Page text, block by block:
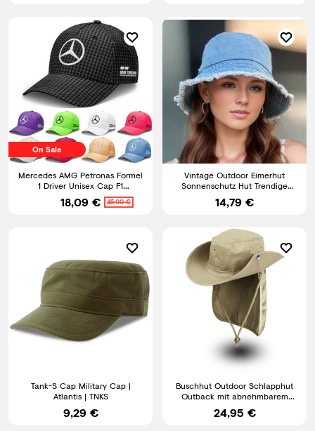
On Sale
Mercedes AMG Petronas Formel
1 Driver Unisex Cap F1
Baseballcap Kappe Mütze
18,09 € 45,00 €
Vintage Outdoor Eimerhut
Sonnenschutz Hut Trendige
atmungsaktiv Sommerhut Kappe
14,79 €
Tank-S Cap Military Cap |
Atlantis | TNKS
9,29 €
Buschhut Outdoor Schlapphut
Outback mit abnehmbarem
Nackenschutz UV Sonnenschutz
24,95 €